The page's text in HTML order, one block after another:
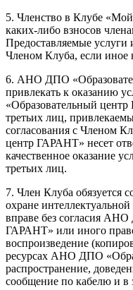
5. Членство в Клубе
каких-либо взносов
Предоставляемые
Членом Клуба, если иное
6. АНО ДПО
привлекать к оказанию
«Образовательный
третьих лиц,
согласования с Членом
центр ГАРАНТ» несет
качественное оказание
третьих лиц.
7. Член Клуба обязуется
охране
вправе без согласия
ГАРАНТ» или иного
воспроизведение
ресурсах АНО ДПО
распространение,
сообщение по кабелю и в